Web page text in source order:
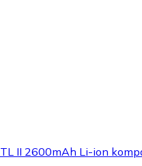
II 2600mAh Li-ion